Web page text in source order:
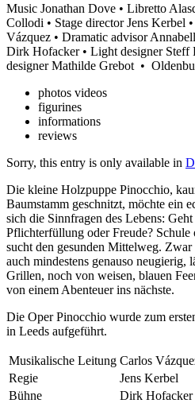
Music Jonathan Dove • Libretto
Collodi • Stage director Jens Kerbel
Vázquez • Dramatic advisor
Dirk Hofacker • Light designer Steff
designer Mathilde Grebot •
photos videos
figurines
informations
reviews
Sorry, this entry is only available in
Die kleine Holzpuppe Pinocchio,
Baumstamm geschnitzt, möchte ein
sich die Sinnfragen des Lebens:
Pflichterfüllung oder Freude? Schule
sucht den gesunden Mittelweg. Zwar
auch mindestens genauso neugierig,
Grillen, noch von weisen, blauen
von einem Abenteuer ins nächste.
Die Oper Pinocchio wurde zum
in Leeds aufgeführt.
Musikalische Leitung Carlos
Regie
Jens Kerbel
Bühne
Dirk Hofacker